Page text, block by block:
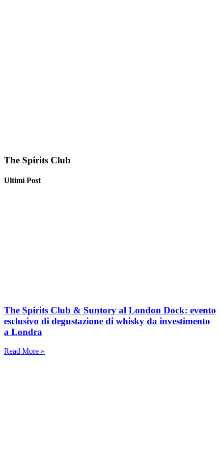
The Spirits Club
Ultimi Post
The Spirits Club & Suntory al London Dock: evento
esclusivo di degustazione di whisky da investimento
a Londra
Read More »